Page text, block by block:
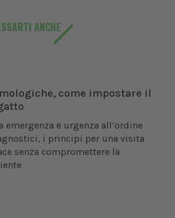
ANCHE
come impostare il
e urgenza all’ordine
i principi per una visita
senza compromettere la